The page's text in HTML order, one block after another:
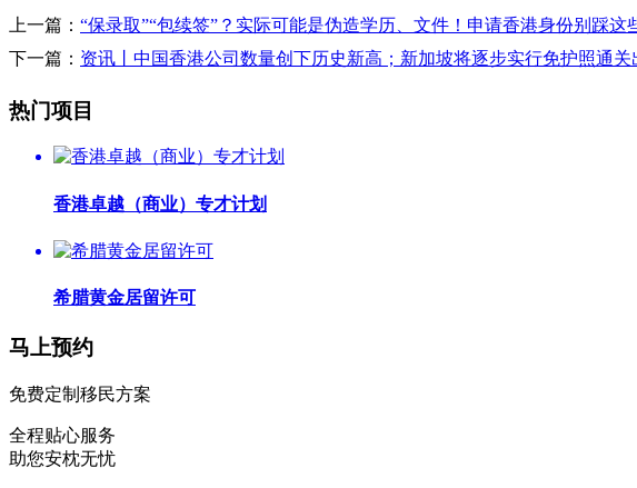
上一篇： “保录取”“包续签”？实际可能是伪造学历、文件！申请香港身份别踩这
下一篇： 资讯丨中国香港公司数量创下历史新高；新加坡将逐步实行免护照通关
热门项目
香港卓越（商业）专才计划
希腊黄金居留许可
马上预约
免费定制移民方案
全程贴心服务
助您安枕无忧